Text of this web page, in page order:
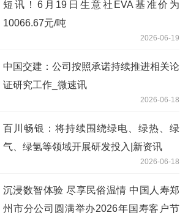
短讯！6月19日生意社EVA基准价为
10066.67元/吨
2026-06-19
中国交建：公司按照承诺持续推进相关论
证研究工作_微速讯
2026-06-18
百川畅银：将持续围绕绿电、绿热、绿
气、绿氢等领域开展研发投入|新资讯
2026-06-18
沉浸数智体验 尽享民俗温情 中国人寿郑
州市分公司圆满举办2026年国寿客户节